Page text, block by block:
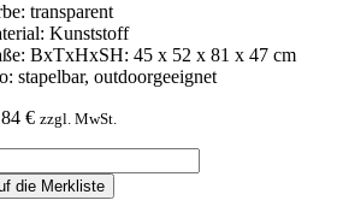
transparent
Kunststoff
BxTxHxSH: 45 x 52 x 81 x 47 cm
stapelbar, outdoorgeeignet
€ zzgl. MwSt.
die Merkliste